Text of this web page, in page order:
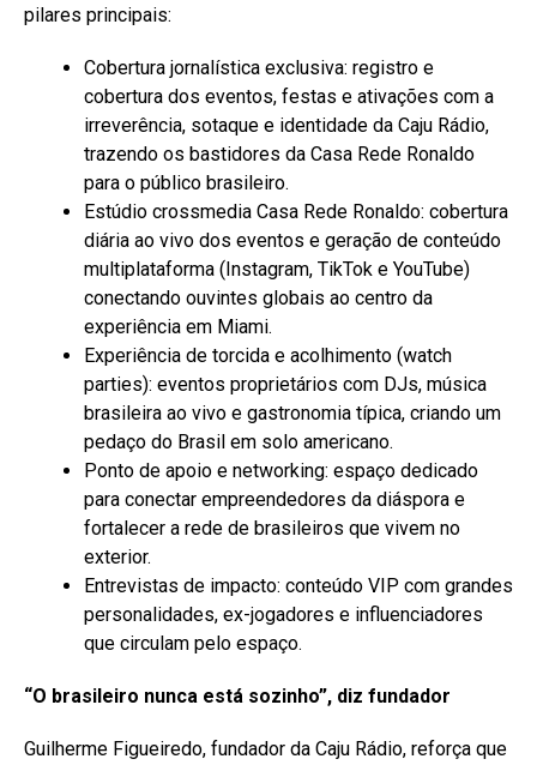
pilares principais:
Cobertura jornalística exclusiva: registro e
cobertura dos eventos, festas e ativações com a
irreverência, sotaque e identidade da Caju Rádio,
trazendo os bastidores da Casa Rede Ronaldo
para o público brasileiro.
Estúdio crossmedia Casa Rede Ronaldo: cobertura
diária ao vivo dos eventos e geração de conteúdo
multiplataforma (Instagram, TikTok e YouTube)
conectando ouvintes globais ao centro da
experiência em Miami.
Experiência de torcida e acolhimento (watch
parties): eventos proprietários com DJs, música
brasileira ao vivo e gastronomia típica, criando um
pedaço do Brasil em solo americano.
Ponto de apoio e networking: espaço dedicado
para conectar empreendedores da diáspora e
fortalecer a rede de brasileiros que vivem no
exterior.
Entrevistas de impacto: conteúdo VIP com grandes
personalidades, ex-jogadores e influenciadores
que circulam pelo espaço.
“O brasileiro nunca está sozinho”, diz fundador
Guilherme Figueiredo, fundador da Caju Rádio, reforça que